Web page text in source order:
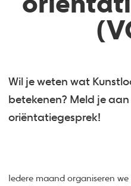
Wil je weten wat
betekenen? Meld je
oriëntatiegesprek!
Iedere maand organiseren